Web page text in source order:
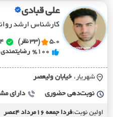
علی قبادی
کارشناس ارشد
5.0 (33 نظر)
%100 رضایتمندی
شهریار، خيابان وليعصر
نوبت‌دهی حضوری دارای
اولین نوبت:فردا جمعه 16مرداد 4عصر